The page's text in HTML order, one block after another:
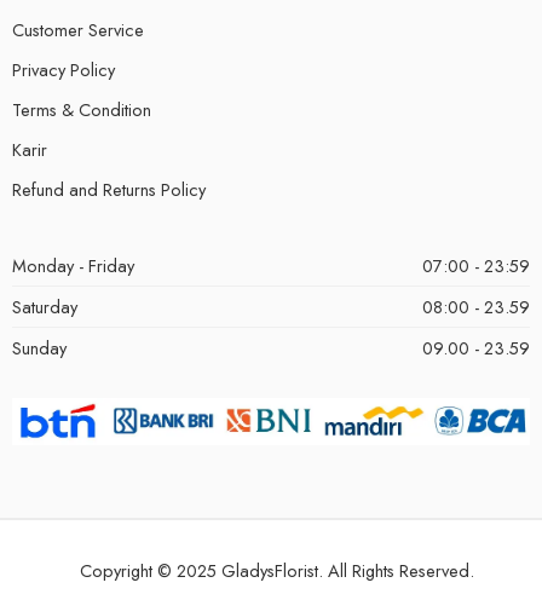
Customer Service
Privacy Policy
Terms & Condition
Karir
Refund and Returns Policy
Monday - Friday
07:00 - 23:59
Saturday
08:00 - 23.59
Sunday
09.00 - 23.59
Copyright © 2025 GladysFlorist. All Rights Reserved.